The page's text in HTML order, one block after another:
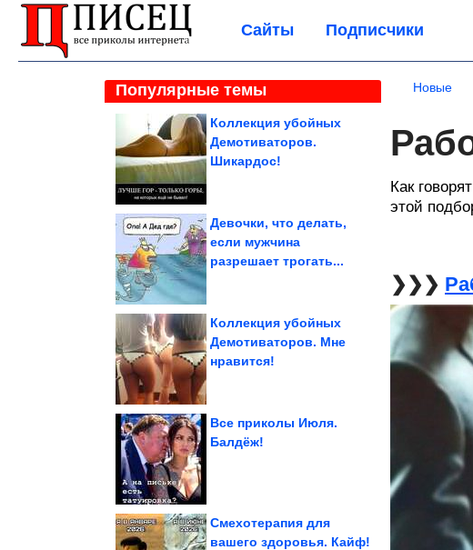
Сайты Подписчики
Популярные темы
Коллекция убойных
Демотиваторов.
Шикардос!
Девочки, что делать,
если мужчина
разрешает трогать...
Коллекция убойных
Демотиваторов. Мне
нравится!
Все приколы Июля.
Балдёж!
Смехотерапия для
вашего здоровья. Кайф!
Новые
Как
этой
❯❯❯